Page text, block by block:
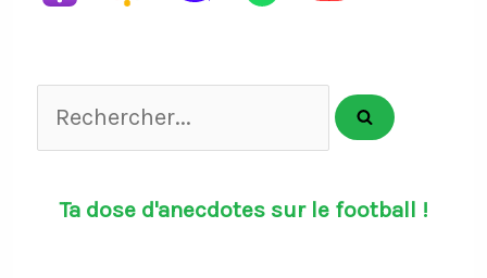
Rechercher...
Ta dose d'anecdotes sur le football !